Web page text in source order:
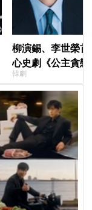
柳演錫、李世榮
心史劇《公主貪
羅密歐與茱麗葉」
韓劇